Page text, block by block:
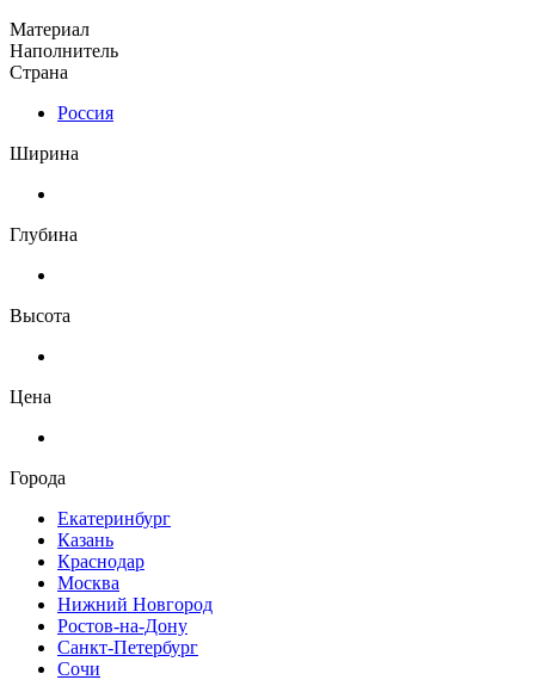
Материал
Наполнитель
Страна
Россия
Ширина
Глубина
Высота
Цена
Города
Екатеринбург
Казань
Краснодар
Москва
Нижний Новгород
Ростов-на-Дону
Санкт-Петербург
Сочи